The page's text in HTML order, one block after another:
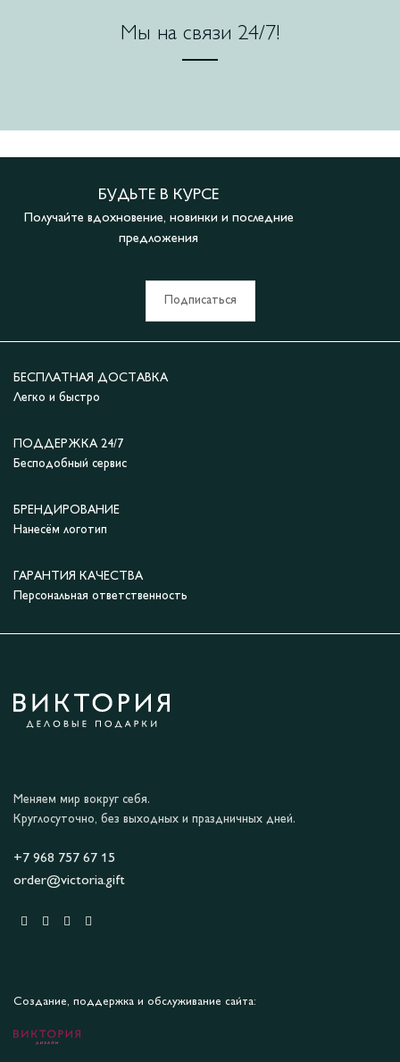
Мы на связи 24/7!
БУДЬТЕ В КУРСЕ
Получайте вдохновение, новинки и последние
предложения
Подписаться
БЕСПЛАТНАЯ ДОСТАВКА
Легко и быстро
ПОДДЕРЖКА 24/7
Бесподобный сервис
БРЕНДИРОВАНИЕ
Нанесём логотип
ГАРАНТИЯ КАЧЕСТВА
Персональная ответственность
Меняем мир вокруг себя.
Круглосуточно, без выходных и праздничных дней.
+7 968 757 67 15
order@victoria.gift
Создание, поддержка и обслуживание сайта: